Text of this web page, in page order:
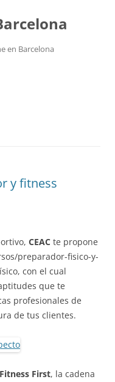
en Barcelona
y fitness
CEAC te propone
preparador-fisico-y-
con el cual
que te
profesionales de
de tus clientes.
Fitness First, la cadena